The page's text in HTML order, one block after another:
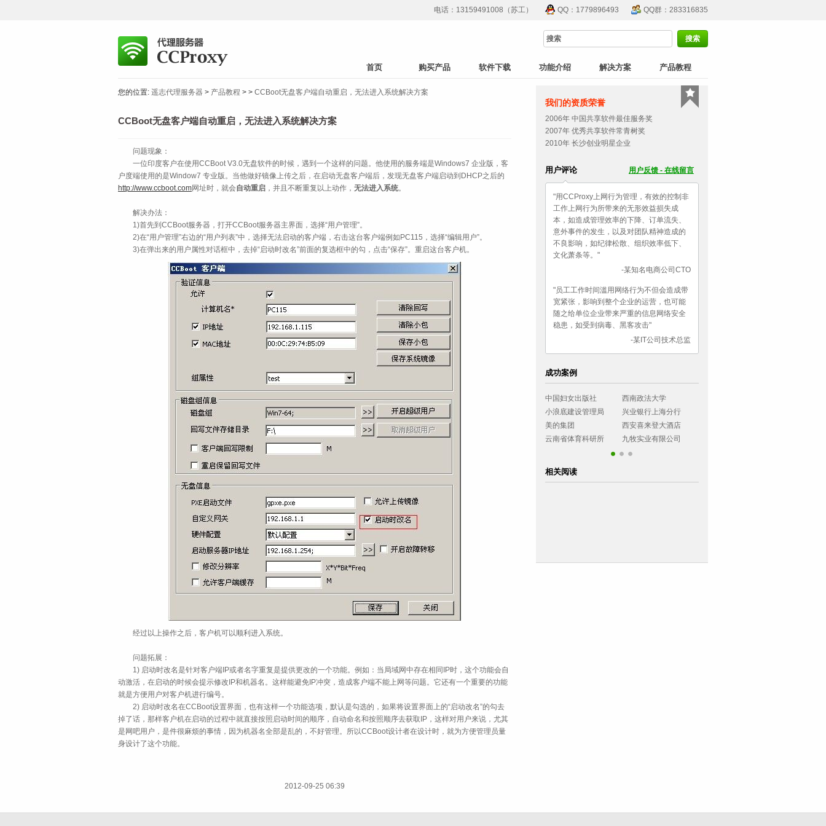
电话：13159491008（苏工） QQ：1779896493 QQ群：283316835
首页 购买产品 软件下载 功能介绍 解决方案 产品教程
您的位置: 遥志代理服务器 > 产品教程 > > CCBoot无盘客户端自动重启，无法进入系统解决方案
CCBoot无盘客户端自动重启，无法进入系统解决方案
问题现象：
一位印度客户在使用CCBoot V3.0无盘软件的时候，遇到一个这样的问题。他使用的服务端是Windows7 企业版，客
户度端使用的是Window7 专业版。当他做好镜像上传之后，在启动无盘客户端后，发现无盘客户端启动到DHCP之后的
http://www.ccboot.com网址时，就会自动重启 ，并且不断重复以上动作， 无法进入系统。
解决办法：
1)首先到CCBoot服务器，打开CCBoot服务器主界面，选择“用户管理”。
2)在“用户管理”右边的“用户列表”中，选择无法启动的客户端，右击这台客户端例如PC115，选择“编辑用户”。
3)在弹出来的用户属性对话框中，去掉“启动时改名”前面的复选框中的勾，点击“保存”。重启这台客户机。
经过以上操作之后，客户机可以顺利进入系统。
问题拓展：
1) 启动时改名是针对客户端IP或者名字重复是提供更改的一个功能。例如：当局域网中存在相同IP时，这个功能会自
动激活，在启动的时候会提示修改IP和机器名。这样能避免IP冲突，造成客户端不能上网等问题。它还有一个重要的功能
就是方便用户对客户机进行编号。
2) 启动时改名在CCBoot设置界面，也有这样一个功能选项，默认是勾选的，如果将设置界面上的“启动改名”的勾去
掉了话，那样客户机在启动的过程中就直接按照启动时间的顺序，自动命名和按照顺序去获取IP，这样对用户来说，尤其
是网吧用户，是件很麻烦的事情，因为机器名全部是乱的，不好管理。所以CCBoot设计者在设计时，就为方便管理员量
身设计了这个功能。
2012-09-25 06:39
我们的资质荣誉
2006年 中国共享软件最佳服务奖
2007年 优秀共享软件常青树奖
2010年 长沙创业明星企业
用户评论 用户反馈 - 在线留言
"用CCProxy上网行为管理，有效的控制非
工作上网行为所带来的无形效益损失成
本，如造成管理效率的下降、订单流失、
意外事件的发生，以及对团队精神造成的
不良影响，如纪律松散、组织效率低下、
文化萧条等。"
-某知名电商公司CTO
"员工工作时间滥用网络行为不但会造成带
宽紧张，影响到整个企业的运营，也可能
随之给单位企业带来严重的信息网络安全
稳患，如受到病毒、黑客攻击"
-某IT公司技术总监
成功案例
中国妇女出版社
西南政法大学
小浪底建设管理局
兴业银行上海分行
美的集团
西安喜来登大酒店
云南省体育科研所
九牧实业有限公司
相关阅读